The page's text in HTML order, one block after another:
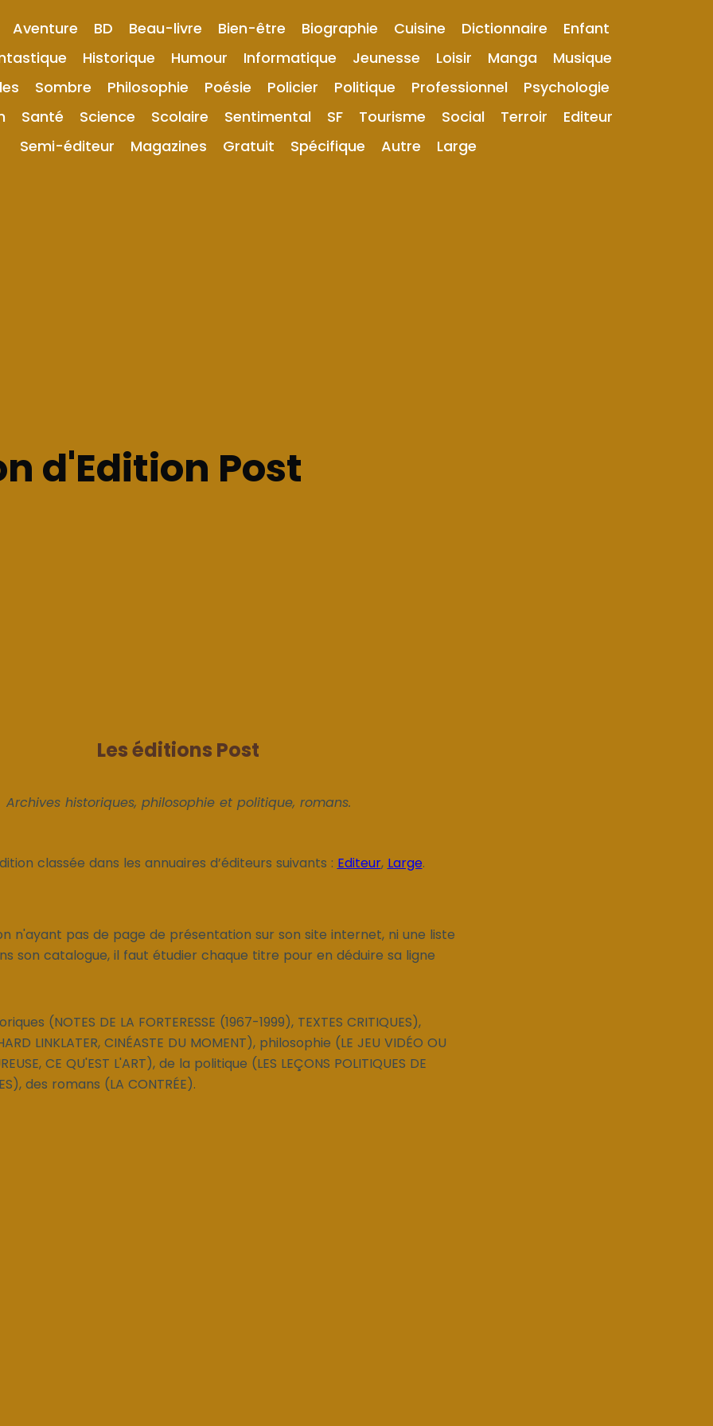
Aventure BD Beau-livre Bien-être Biographie Cuisine Dictionnaire
Enfant
Historique Humour Informatique Jeunesse Loisir Manga
Musique
Sombre Philosophie Poésie Policier Politique Professionnel
Psychologie
Santé Science Scolaire Sentimental SF Tourisme Social Terroir
Editeur
Semi-éditeur
Magazines Gratuit Spécifique Autre Large
d'Edition Post
Les éditions Post
Archives historiques, philosophie et politique, romans.
classée dans les annuaires d’éditeurs suivants : Editeur, Large.
n'ayant pas de page de présentation sur son site internet, ni une liste
son catalogue, il faut étudier chaque titre pour en déduire sa ligne
(NOTES DE LA FORTERESSE (1967-1999), TEXTES CRITIQUES),
LINKLATER, CINÉASTE DU MOMENT), philosophie (LE JEU VIDÉO OU
CE QU'EST L'ART), de la politique (LES LEÇONS POLITIQUES DE
des romans (LA CONTRÉE).